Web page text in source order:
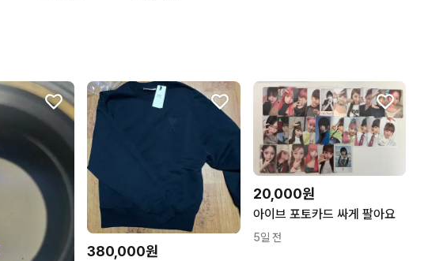
380,000원
20,000원
아이브 포토카드 싸게 팔아요
5일 전